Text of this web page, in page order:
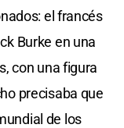
el francés
Burke en una
con una figura
precisaba que
de los